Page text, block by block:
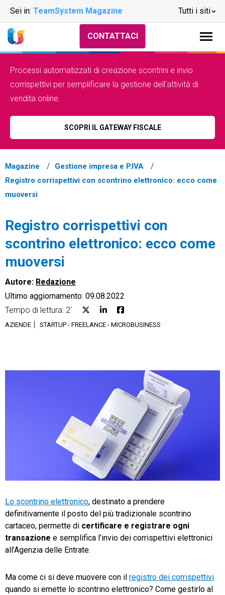
Sei in: TeamSystem Magazine Tutti i siti
Ecommerce
Email Marketing
Financial Solutions
TeamSystem Corporate
TeamSystem Store
CONTATTACI
Processi automatizzati di creazione scontrini e invio
corrispettivi per semplificare la gestione dell'attività di
vendita online.
SCOPRI IL GATEWAY FISCALE
Magazine
Gestione impresa e P.IVA
Registro corrispettivi con scontrino elettronico: ecco come
muoversi
Registro corrispettivi con
scontrino elettronico: ecco come
muoversi
Autore: Redazione
Ultimo aggiornamento: 09.08.2022
Tempo di lettura: 2'
AZIENDE STARTUP - FREELANCE - MICROBUSINESS
Lo scontrino elettronico, destinato a prendere
definitivamente il posto del più tradizionale scontrino
cartaceo, permette di certificare e registrare ogni
transazione e semplifica l’invio dei corrispettivi elettronici
all’Agenzia delle Entrate.
Ma come ci si deve muovere con il registro dei corrispettivi
quando si emette lo scontrino elettronico? Come gestirlo al